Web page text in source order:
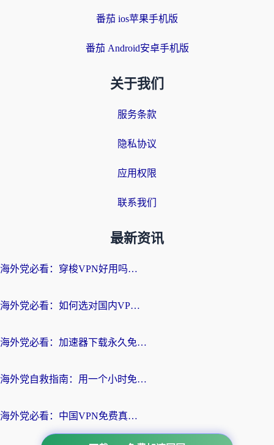
番茄 ios苹果手机版
番茄 Android安卓手机版
关于我们
服务条款
隐私协议
应用权限
联系我们
最新资讯
海外党必看：穿梭VPN好用吗？和云帆VPN对比哪个回国效果更好？附真实测评+避坑指南
海外党必看：如何选对国内VPN，实现无缝访问国内资源？
海外党必看：加速器下载永久免费版真的存在吗？教你无缝访问国内资源的正确姿势
海外党自救指南：用一个小时免费加速器，轻松打破国内资源访问壁垒？
海外党必看：中国VPN免费真的靠谱吗？手把手教你选对回国加速器